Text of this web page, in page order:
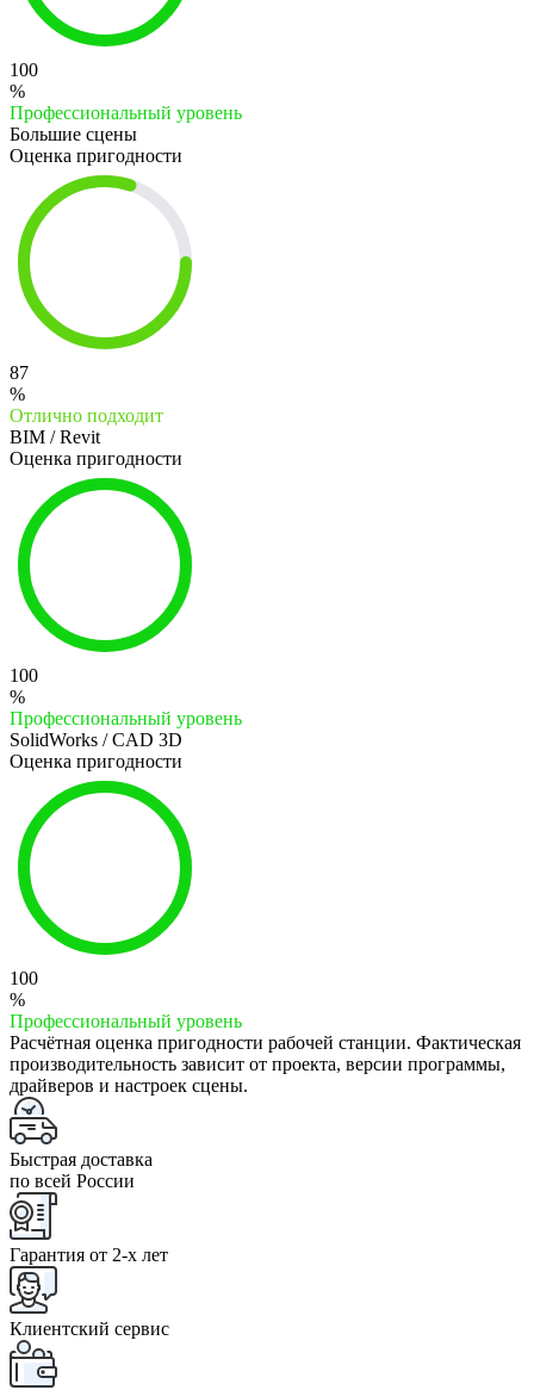
100
%
Профессиональный уровень
Большие сцены
Оценка пригодности
87
%
Отлично подходит
BIM / Revit
Оценка пригодности
100
%
Профессиональный уровень
SolidWorks / CAD 3D
Оценка пригодности
100
%
Профессиональный уровень
Расчётная оценка пригодности рабочей станции. Фактическая
производительность зависит от проекта, версии программы,
драйверов и настроек сцены.
Быстрая доставка
по всей России
Гарантия от 2-x лет
Клиентский сервис